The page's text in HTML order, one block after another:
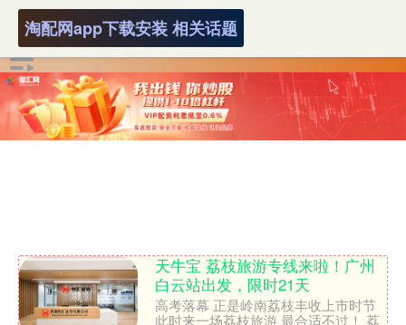
淘配网app下载安装 相关话题
天牛宝 荔枝旅游专线来啦！广州
白云站出发，限时21天
高考落幕 正是岭南荔枝丰收上市时节
此时来一场荔枝旅游 最合适不过！ 荔